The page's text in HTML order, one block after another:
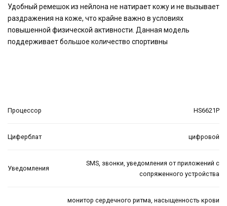
Удобный ремешок из нейлона не натирает кожу и не вызывает
раздражения на коже, что крайне важно в условиях
повышенной физической активности. Данная модель
поддерживает большое количество спортивны
Процессор HS6621P
Циферблат цифровой
Уведомления
SMS, звонки, уведомления от приложений с
сопряженного устройства
монитор сердечного ритма, насыщенность крови